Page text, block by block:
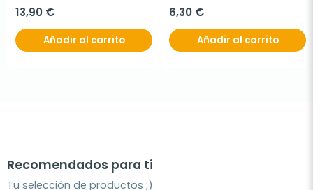
13,90 €
Añadir al carrito
6,30 €
Añadir al carrito
Recomendados para ti
Tu selección de productos ;)